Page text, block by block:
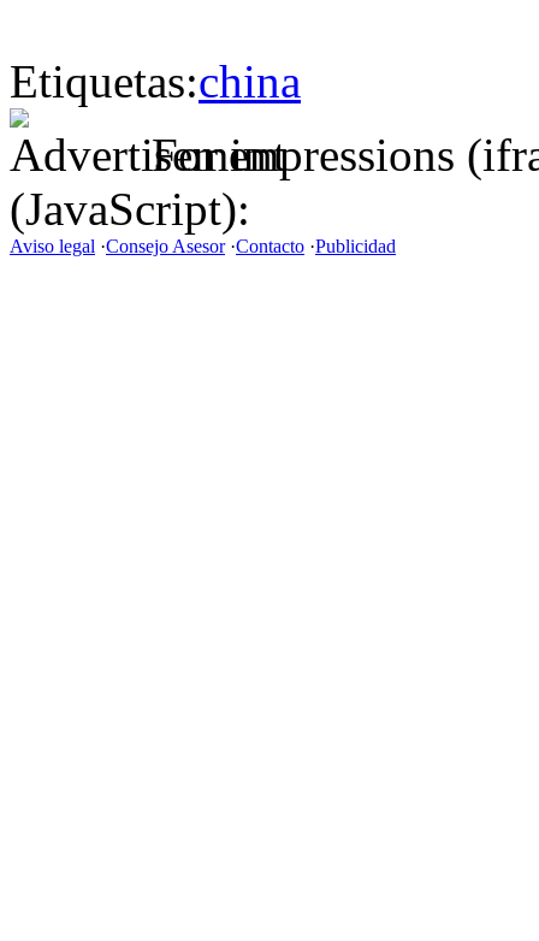
Etiquetas:china
For impressions
(JavaScript):
Aviso legal ·Consejo Asesor·Contacto ·Publicidad